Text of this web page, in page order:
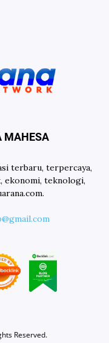
MAHESA
terbaru, terpercaya,
ekonomi, teknologi,
Reserved.